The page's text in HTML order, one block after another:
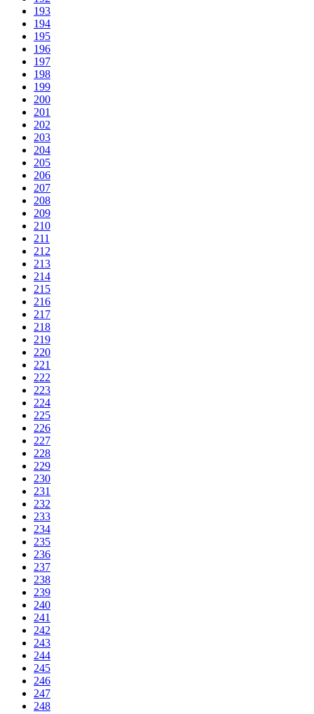
193
194
195
196
197
198
199
200
201
202
203
204
205
206
207
208
209
210
211
212
213
214
215
216
217
218
219
220
221
222
223
224
225
226
227
228
229
230
231
232
233
234
235
236
237
238
239
240
241
242
243
244
245
246
247
248